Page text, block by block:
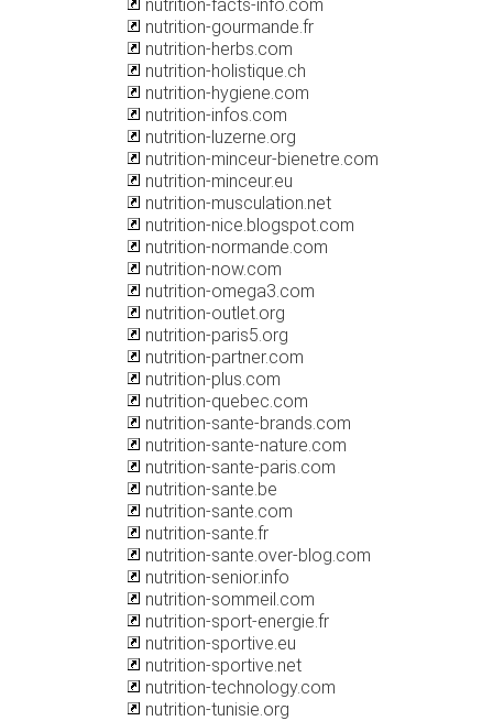
nutrition-facts-info.com
nutrition-gourmande.fr
nutrition-herbs.com
nutrition-holistique.ch
nutrition-hygiene.com
nutrition-infos.com
nutrition-luzerne.org
nutrition-minceur-bienetre.com
nutrition-minceur.eu
nutrition-musculation.net
nutrition-nice.blogspot.com
nutrition-normande.com
nutrition-now.com
nutrition-omega3.com
nutrition-outlet.org
nutrition-paris5.org
nutrition-partner.com
nutrition-plus.com
nutrition-quebec.com
nutrition-sante-brands.com
nutrition-sante-nature.com
nutrition-sante-paris.com
nutrition-sante.be
nutrition-sante.com
nutrition-sante.fr
nutrition-sante.over-blog.com
nutrition-senior.info
nutrition-sommeil.com
nutrition-sport-energie.fr
nutrition-sportive.eu
nutrition-sportive.net
nutrition-technology.com
nutrition-tunisie.org